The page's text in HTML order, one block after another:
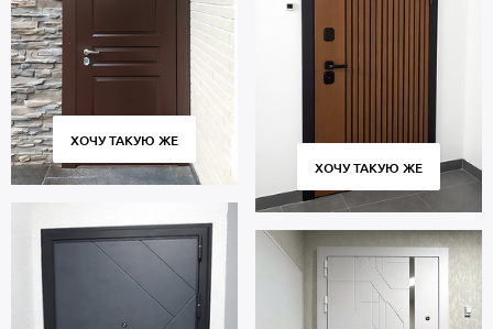
ХОЧУ ТАКУЮ ЖЕ
ХОЧУ ТАКУЮ ЖЕ